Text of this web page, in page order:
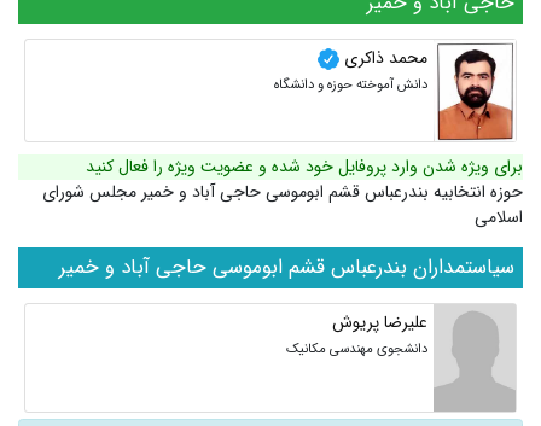
محمد ذاکری
دانش آموخته حوزه و دانشگاه
برای ویژه شدن وارد پروفایل خود شده و عضویت ویژه را فعال کنید
حوزه انتخابیه بندرعباس قشم ابوموسی حاجی آباد و خمیر مجلس شورای
اسلامی
سیاستمداران بندرعباس قشم ابوموسی حاجی آباد و خمیر
علیرضا پریوش
دانشجوی مهندسی مکانیک